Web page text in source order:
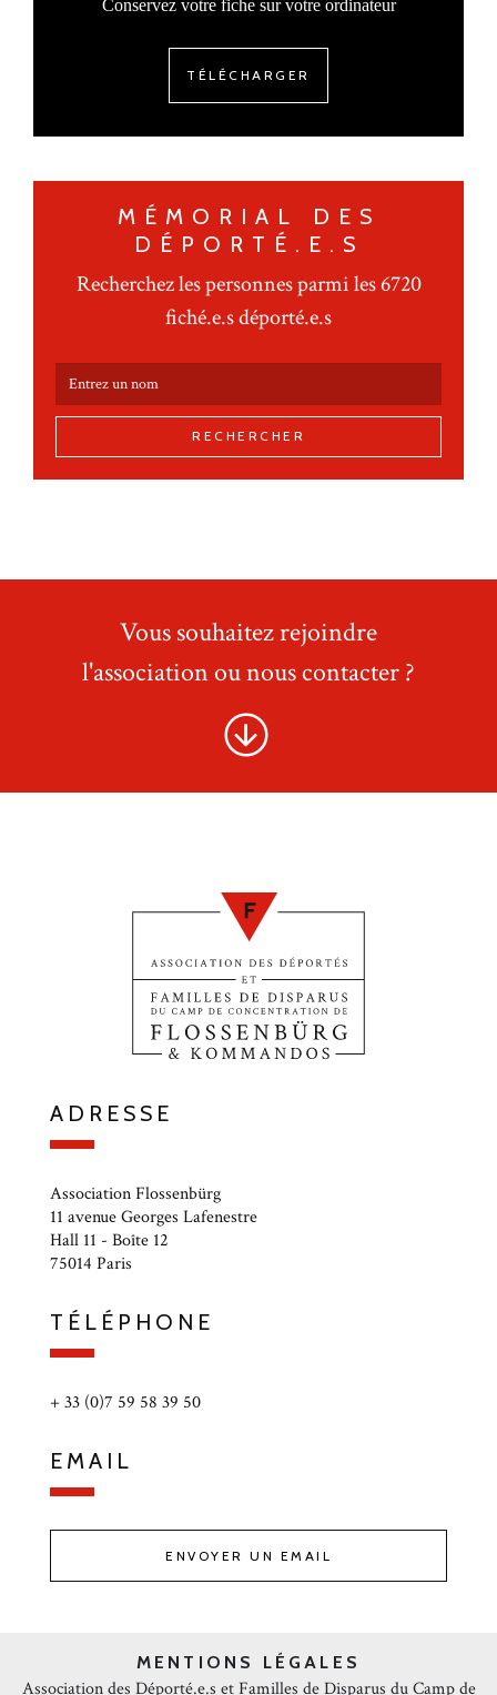
Conservez votre fiche sur votre ordinateur
TÉLÉCHARGER
MÉMORIAL DES
DÉPORTÉ.E.S
Recherchez les personnes parmi les 6720
fiché.e.s déporté.e.s
RECHERCHER
Vous souhaitez rejoindre
l'association ou nous contacter ?
ADRESSE
Association Flossenbürg
11 avenue Georges Lafenestre
Hall 11 - Boîte 12
75014 Paris
TÉLÉPHONE
+ 33 (0)7 59 58 39 50
EMAIL
ENVOYER UN EMAIL
MENTIONS LÉGALES
Association des Déporté.e.s et Familles de Disparus du Camp de